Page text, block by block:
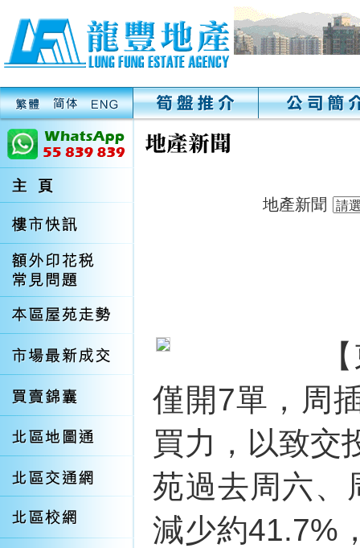
地產新聞
僅開7單，周
買力，以致交
苑過去周六、
減少約41.7%